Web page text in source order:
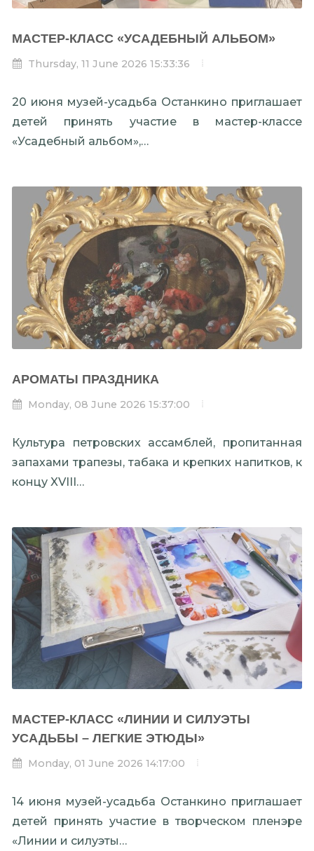
МАСТЕР-КЛАСС «УСАДЕБНЫЙ АЛЬБОМ»
Thursday, 11 June 2026 15:33:36
20 июня музей-усадьба Останкино приглашает
детей принять участие в мастер-классе
«Усадебный альбом»,…
АРОМАТЫ ПРАЗДНИКА
Monday, 08 June 2026 15:37:00
Культура петровских ассамблей, пропитанная
запахами трапезы, табака и крепких напитков, к
концу XVIII…
МАСТЕР-КЛАСС «ЛИНИИ И СИЛУЭТЫ
УСАДЬБЫ – ЛЕГКИЕ ЭТЮДЫ»
Monday, 01 June 2026 14:17:00
14 июня музей-усадьба Останкино приглашает
детей принять участие в творческом пленэре
«Линии и силуэты…